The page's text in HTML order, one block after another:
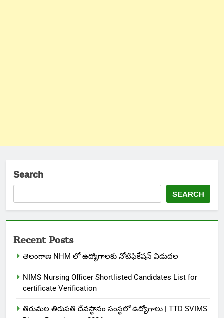
Search
SEARCH
Recent Posts
తెలంగాణ NHM లో ఉద్యోగాలకు నోటిఫికేషన్ విడుదల
NIMS Nursing Officer Shortlisted Candidates List for
certificate Verification
తిరుమల తిరుపతి దేవస్థానం సంస్థలో ఉద్యోగాలు | TTD SVIMS